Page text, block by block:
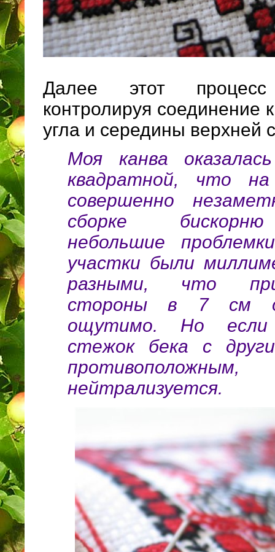
Далее этот процесс
контролируя соединение
угла и середины верхней
Моя канва
квадратной, что
совершенно
сборке
небольшие
участки были
разными, что
стороны в 7 см
ощутимо. Но если
стежок бека с
нейтрализуется.